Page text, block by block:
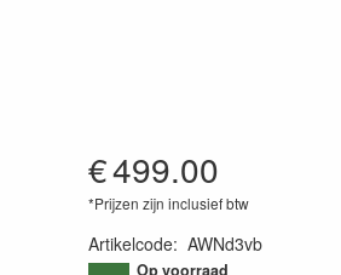
€499.00
*Prijzen zijn inclusief btw
Artikelcode: AWNd3vb
Op voorraad